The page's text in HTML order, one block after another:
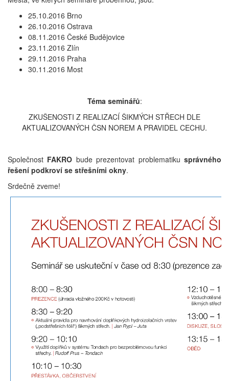
25.10.2016 Brno
26.10.2016 Ostrava
08.11.2016 České Budějovice
23.11.2016 Zlín
29.11.2016 Praha
30.11.2016 Most
Téma seminářů:
ZKUŠENOSTI Z REALIZACÍ ŠIKMÝCH STŘECH DLE
AKTUALIZOVANÝCH ČSN NOREM A PRAVIDEL CECHU.
Společnost FAKRO bude prezentovat problematikusprávného
řešení podkroví se střešními okny.
Srdečně zveme!